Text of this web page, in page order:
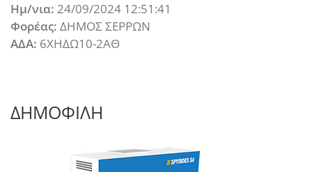
Ημ/νια: 24/09/2024 12:51:41
Φορέας: ΔΗΜΟΣ ΣΕΡΡΩΝ
ΑΔΑ: 6ΧΗΔΩ10-2ΑΘ
ΔΗΜΟΦΙΛΗ